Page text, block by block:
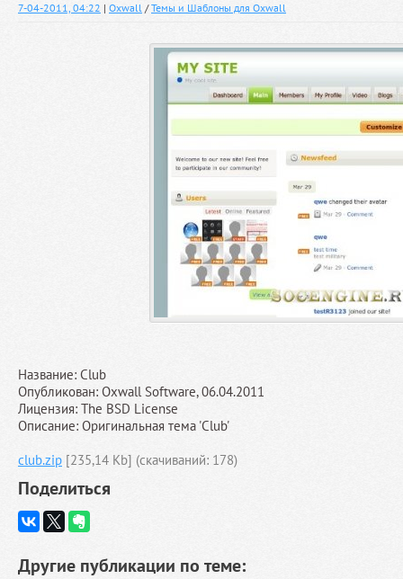
7-04-2011, 04:22 | Oxwall /Темы и Шаблоны для Oxwall
Название: Club
Опубликован: Oxwall Software, 06.04.2011
Лицензия: The BSD License
Описание: Оригинальная тема 'Club'
club.zip [235,14 Kb] (cкачиваний: 178)
Поделиться
Другие публикации по теме: